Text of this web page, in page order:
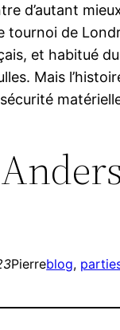
d’autant
tournoi de
et habitué
Mais
Pierreblog,